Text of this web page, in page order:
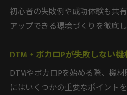
初心者の失敗例や成功体験も共
アップできる環境づくりを徹底し
DTM・ボカロPが失敗しない
DTMやボカロPを始める際、機
にはいくつかの重要なポイント